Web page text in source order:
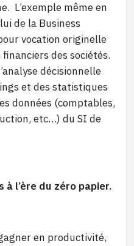
L’exemple même en
de la Business
vocation originelle
des sociétés.
décisionnelle
et des statistiques
données (comptables,
etc…) du SI de
l’ère du zéro papier.
en productivité,